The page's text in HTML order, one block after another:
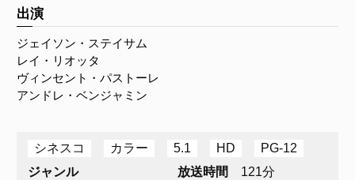
出演
ジェイソン・ステイサム
レイ・リオッタ
ヴィンセント・パストーレ
アンドレ・ベンジャミン
シネスコ カラー 5.1 HD
PG-12
ジャンル
放送時間 121分